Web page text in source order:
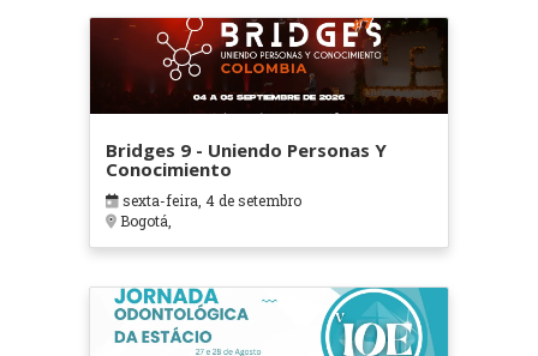
Bridges 9 - Uniendo Personas Y
Conocimiento
sexta-feira, 4 de setembro
Bogotá,